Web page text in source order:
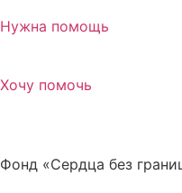
Нужна помощь
Хочу помочь
Фонд «Сердца без